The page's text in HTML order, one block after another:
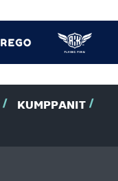
KUMPPANIT